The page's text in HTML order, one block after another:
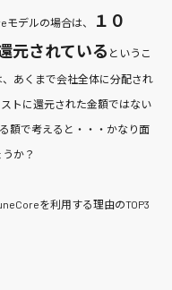
デルの場合は、
１０
元されている というこ
あくまで会社全体に分配され
トに還元された金額ではない
額で考えると・・・かなり面
か？
を利用する理由のTOP3